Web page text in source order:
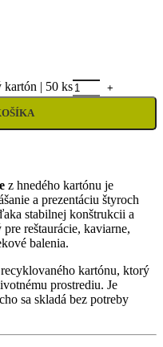
kartón | 50 ks
z hnedého kartónu je
a prezentáciu štyroch
stabilnej konštrukcii a
reštaurácie, kaviarne,
balenia.
kartónu, ktorý
prostrediu. Je
sa skladá bez potreby